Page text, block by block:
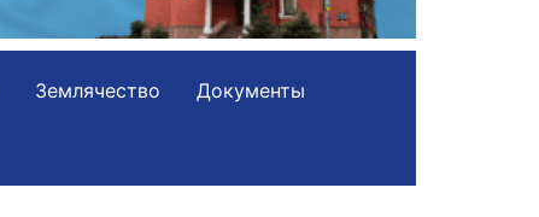
Землячество Документы